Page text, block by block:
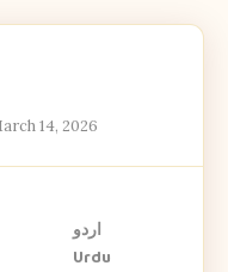
14, 2026
اردو
Urdu